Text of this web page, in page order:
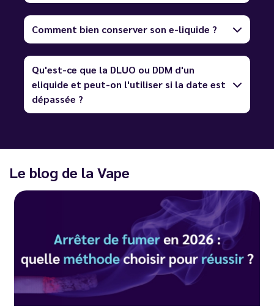
Comment bien conserver son e-liquide ?
Qu'est-ce que la DLUO ou DDM d'un
eliquide et peut-on l'utiliser si la date est
dépassée ?
Le blog de la Vape